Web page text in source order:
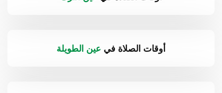
أوقات الصلاة في عين الطويلة